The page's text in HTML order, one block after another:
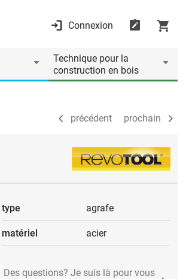
Connexion
Technique pour la
construction en bois
précédent prochain
précédent prochain
type agrafe
matériel acier
Des questions? Je suis là pour vous